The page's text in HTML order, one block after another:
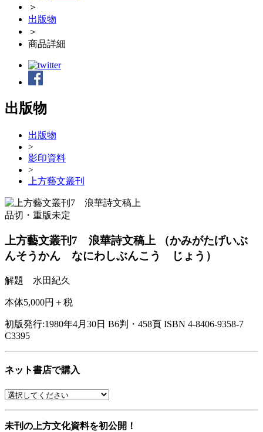
＞
出版物
＞
商品詳細
出版物
出版物
>
影印資料
>
上方藝文叢刊
品切・重版未定
上方藝文叢刊7 浪華詩文稿上
（かみがたげいぶ
んそうかん なにわしぶんこう じょう）
解題 水田紀久
本体5,000円＋税
初版発行:1980年4月30日 B6判・458頁 ISBN 4-8406-9358-7
C3395
ネット書店で購入
未刊の上方文化資料を初公開！